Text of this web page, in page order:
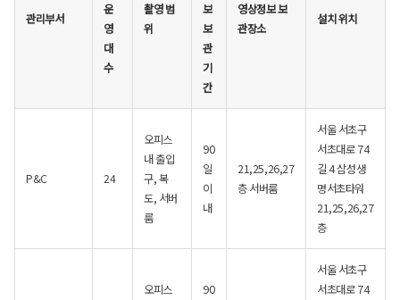
관리부서
운
영
대
수
촬영 범
위
보
보
관
기
간
영상정보 보
관장소
설치 위치
P&C 24
오피스
내 출입
구, 복
도, 서버
룸
90
일
이
내
21,25,26,27
층 서버룸
서울 서초구
서초대로 74
길 4 삼성생
명서초타워
21,25,26,27
층
오피스
90
서울 서초구
서초대로 74